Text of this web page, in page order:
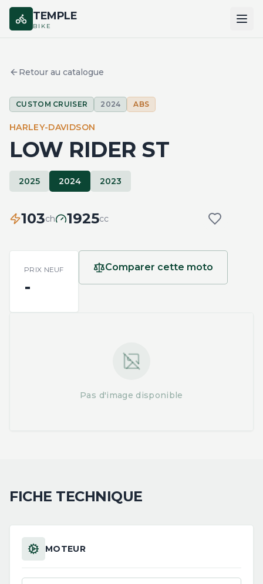
TEMPLE
BIKE
MARQUES
COMPARER
Retour au catalogue
CUSTOM CRUISER 2024 ABS
HARLEY-DAVIDSON
LOW RIDER ST
2025 2024 2023
103ch 1925cc
PRIX NEUF
-
Comparer cette moto
Pas d'image disponible
FICHE TECHNIQUE
MOTEUR